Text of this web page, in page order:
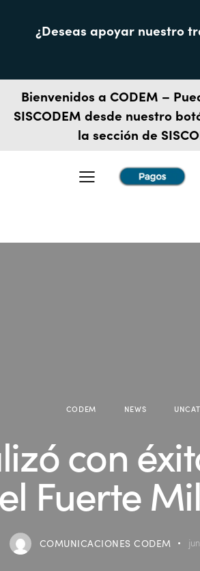
¿Deseas apoyar nuestro
Bienvenidos a CODEM –
SISCODEM desde nuestro
la sección de
CODEM NEWS
con
Fuerte
COMUNICACIONES CODEM